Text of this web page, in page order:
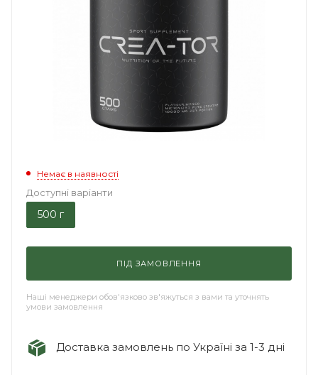
Немає в наявності
Доступні варіанти
500 г
ПІД ЗАМОВЛЕННЯ
Наші менеджери обов'язково зв'яжуться з вами та уточнять
умови замовлення
Доставка замовлень по Україні за 1-3 дні